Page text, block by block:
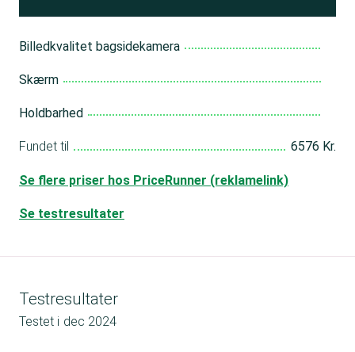
Billedkvalitet bagsidekamera
Skærm
Holdbarhed
Fundet til 6576 Kr.
Se flere priser hos PriceRunner (reklamelink)
Se testresultater
Testresultater
Testet i dec 2024